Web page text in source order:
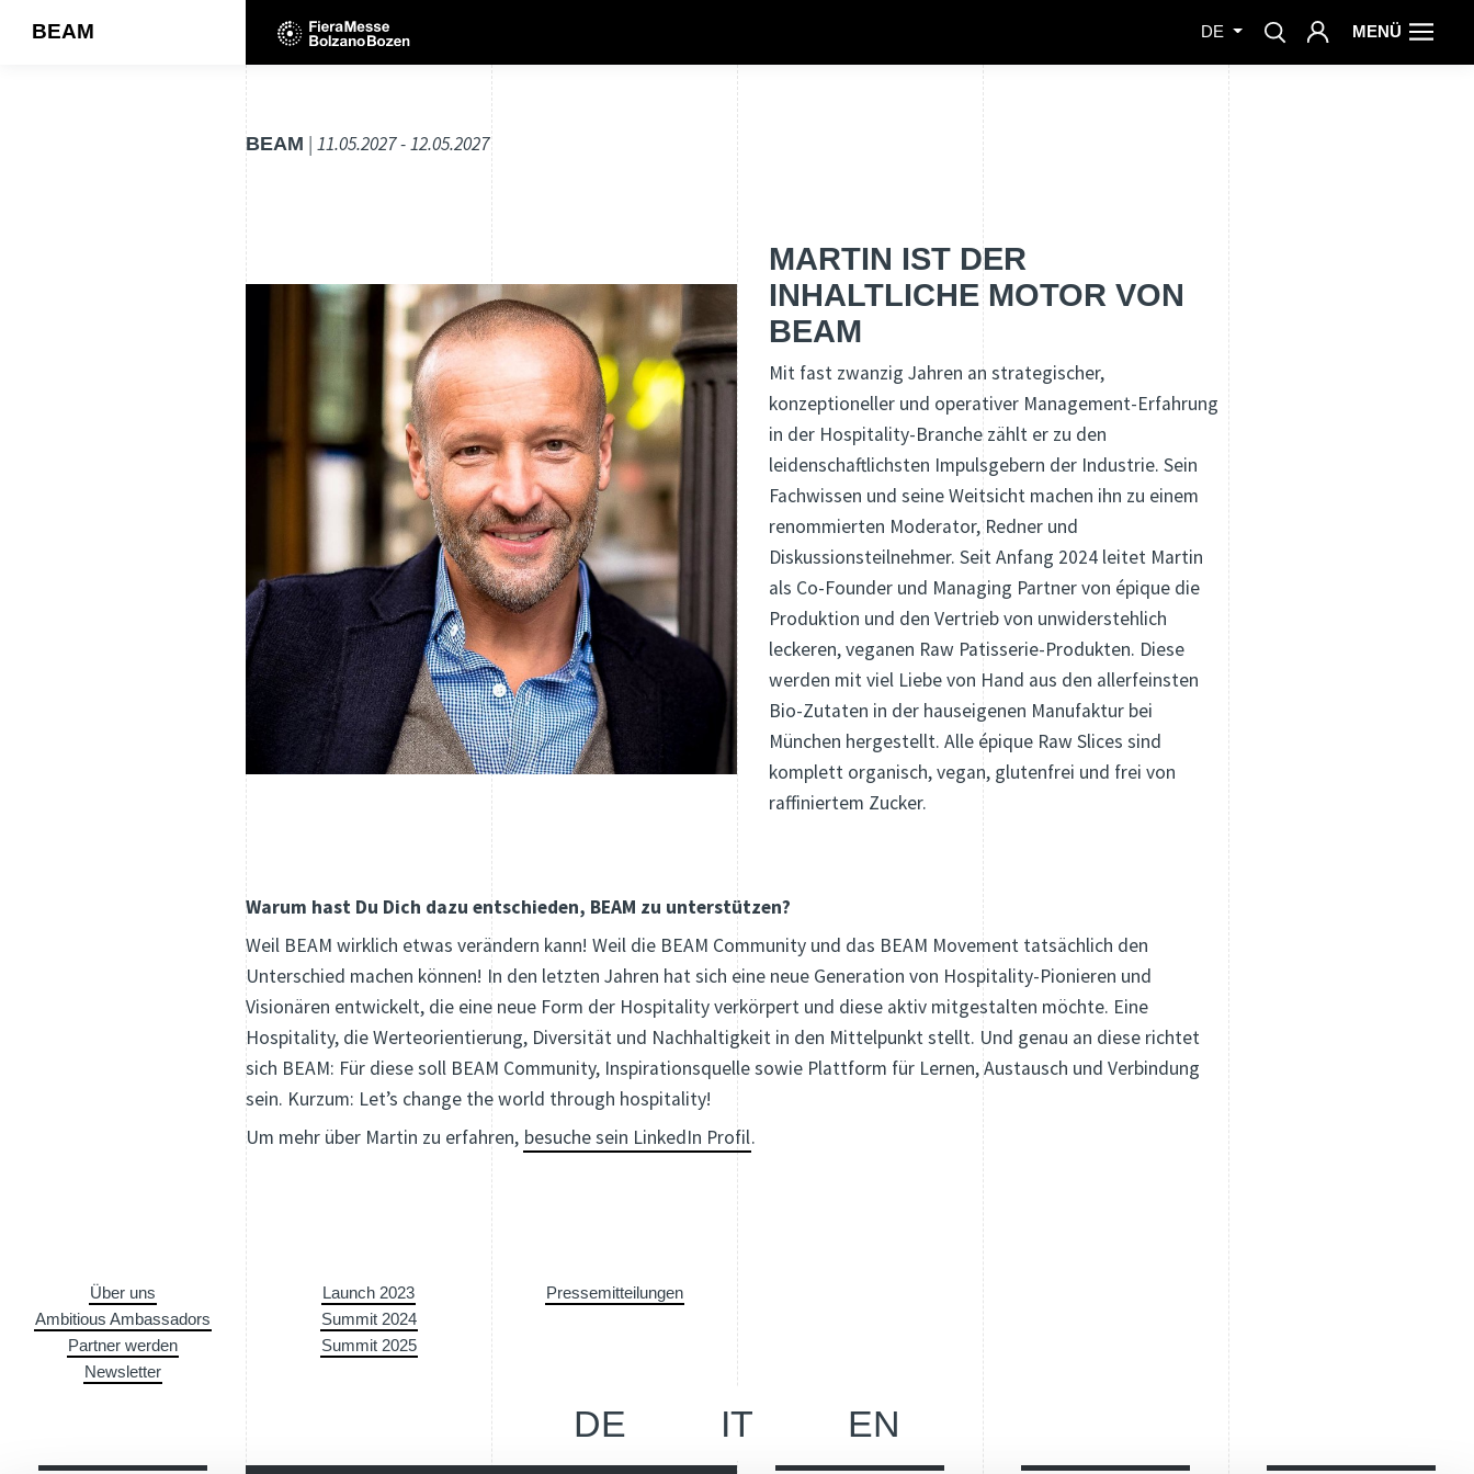
BEAM DE MENÜ
BEAM | 11.05.2027 - 12.05.2027
MARTIN IST DER
INHALTLICHE MOTOR VON
BEAM
Mit fast zwanzig Jahren an strategischer,
konzeptioneller und operativer Management-Erfahrung
in der Hospitality-Branche zählt er zu den
leidenschaftlichsten Impulsgebern der Industrie. Sein
Fachwissen und seine Weitsicht machen ihn zu einem
renommierten Moderator, Redner und
Diskussionsteilnehmer. Seit Anfang 2024 leitet Martin
als Co-Founder und Managing Partner von épique die
Produktion und den Vertrieb von unwiderstehlich
leckeren, veganen Raw Patisserie-Produkten. Diese
werden mit viel Liebe von Hand aus den allerfeinsten
Bio-Zutaten in der hauseigenen Manufaktur bei
München hergestellt. Alle épique Raw Slices sind
komplett organisch, vegan, glutenfrei und frei von
raffiniertem Zucker.
Warum hast Du Dich dazu entschieden, BEAM zu unterstützen?
Weil BEAM wirklich etwas verändern kann! Weil die BEAM Community und das BEAM Movement tatsächlich den
Unterschied machen können! In den letzten Jahren hat sich eine neue Generation von Hospitality-Pionieren und
Visionären entwickelt, die eine neue Form der Hospitality verkörpert und diese aktiv mitgestalten möchte. Eine
Hospitality, die Werteorientierung, Diversität und Nachhaltigkeit in den Mittelpunkt stellt. Und genau an diese richtet
sich BEAM: Für diese soll BEAM Community, Inspirationsquelle sowie Plattform für Lernen, Austausch und Verbindung
sein. Kurzum: Let’s change the world through hospitality!
Um mehr über Martin zu erfahren, besuche sein LinkedIn Profil.
Über uns
Ambitious Ambassadors
Partner werden
Newsletter
Launch 2023
Summit 2024
Summit 2025
Pressemitteilungen
DE IT EN